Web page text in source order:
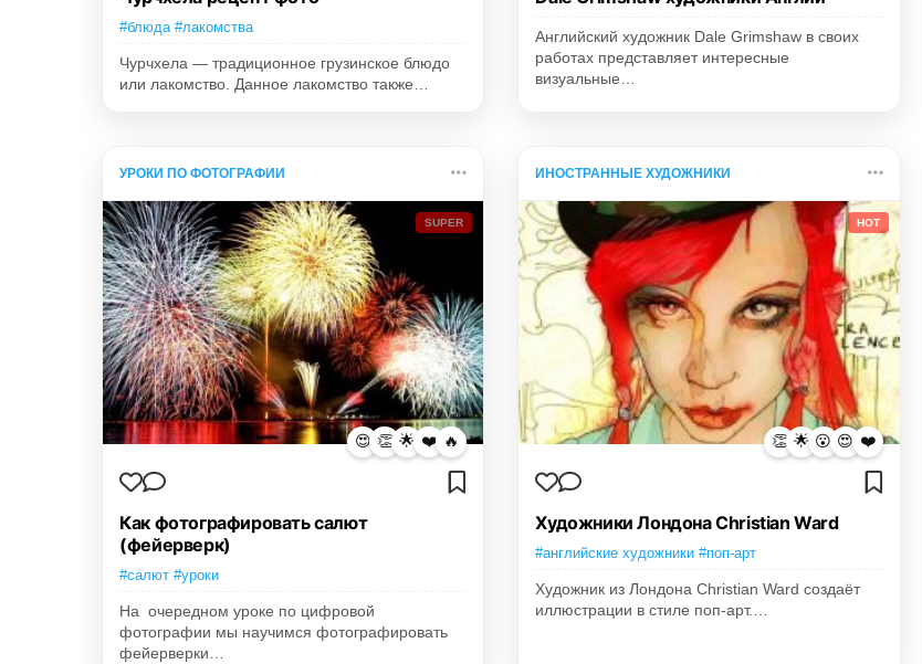
#блюда #лакомства
Чурчхела — традиционное грузинское блюдо
или лакомство. Данное лакомство также…
Английский художник Dale Grimshaw в своих
работах представляет интересные
визуальные…
УРОКИ ПО ФОТОГРАФИИ
SUPER
😍 👏 🌟 ❤️ 🔥
Как фотографировать салют
(фейерверк)
#салют #уроки
На очередном уроке по цифровой
фотографии мы научимся фотографировать
фейерверки…
ИНОСТРАННЫЕ ХУДОЖНИКИ
HOT
👏 🌟 😮 😍 ❤️
Художники Лондона Christian Ward
#английские художники #поп-арт
Художник из Лондона Christian Ward создаёт
иллюстрации в стиле поп-арт.…